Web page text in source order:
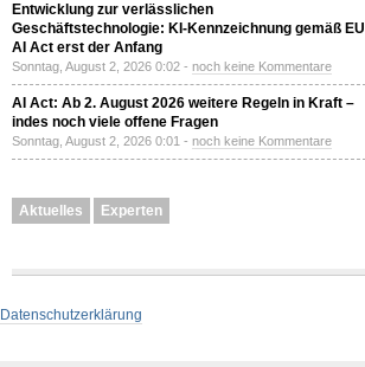
Entwicklung zur verlässlichen
Geschäftstechnologie: KI-Kennzeichnung gemäß EU
AI Act erst der Anfang
Sonntag, August 2, 2026 0:02 - noch keine Kommentare
AI Act: Ab 2. August 2026 weitere Regeln in Kraft –
indes noch viele offene Fragen
Sonntag, August 2, 2026 0:01 - noch keine Kommentare
Aktuelles Experten
Datenschutzerklärung